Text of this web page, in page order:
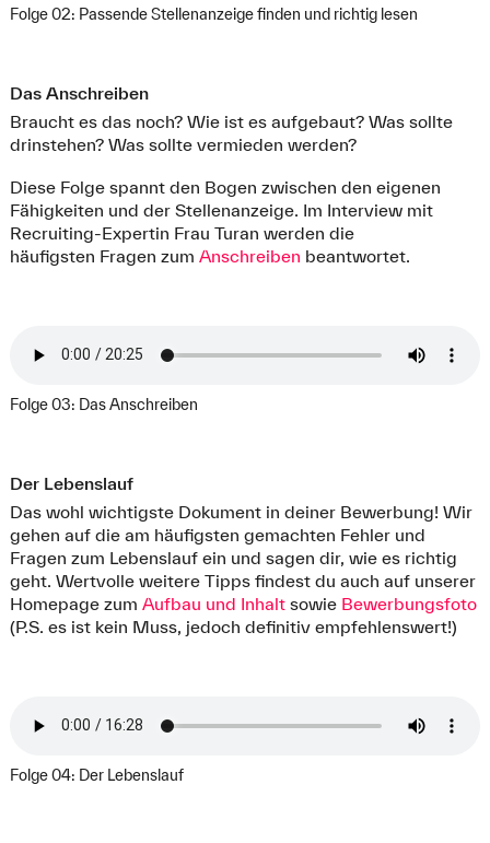
Folge 02: Passende Stellenanzeige finden und richtig lesen
Das Anschreiben
Braucht es das noch? Wie ist es aufgebaut? Was sollte
drinstehen? Was sollte vermieden werden?
Diese Folge spannt den Bogen zwischen den eigenen
Fähigkeiten und der Stellenanzeige. Im Interview mit
Recruiting-Expertin Frau Turan werden die
häufigsten Fragen zum Anschreiben beantwortet.
Folge 03: Das Anschreiben
Der Lebenslauf
Das wohl wichtigste Dokument in deiner Bewerbung! Wir
gehen auf die am häufigsten gemachten Fehler und
Fragen zum Lebenslauf ein und sagen dir, wie es richtig
geht. Wertvolle weitere Tipps findest du auch auf unserer
Homepage zum Aufbau und Inhaltsowie Bewerbungsfoto
(P.S. es ist kein Muss, jedoch definitiv empfehlenswert!)
Folge 04: Der Lebenslauf